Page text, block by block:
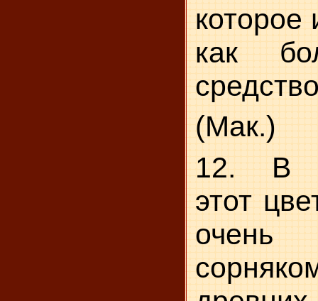
которое
как
(Мак.)
12. В
этот